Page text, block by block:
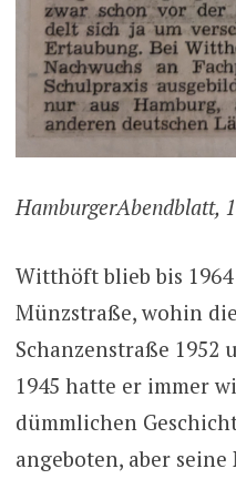
HamburgerAbendblatt,
Witthöft blieb bis
Münzstraße, wohin
Schanzenstraße 1952
1945 hatte er immer
dümmlichen
angeboten, aber